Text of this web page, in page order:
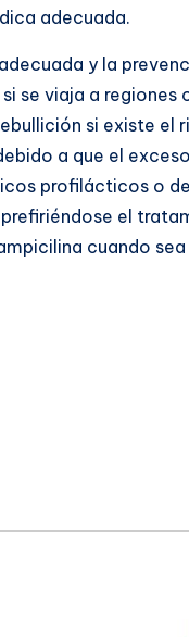
adecuada.
y la
se viaja a
si existe el
a que el
profilácticos o
el
cuando